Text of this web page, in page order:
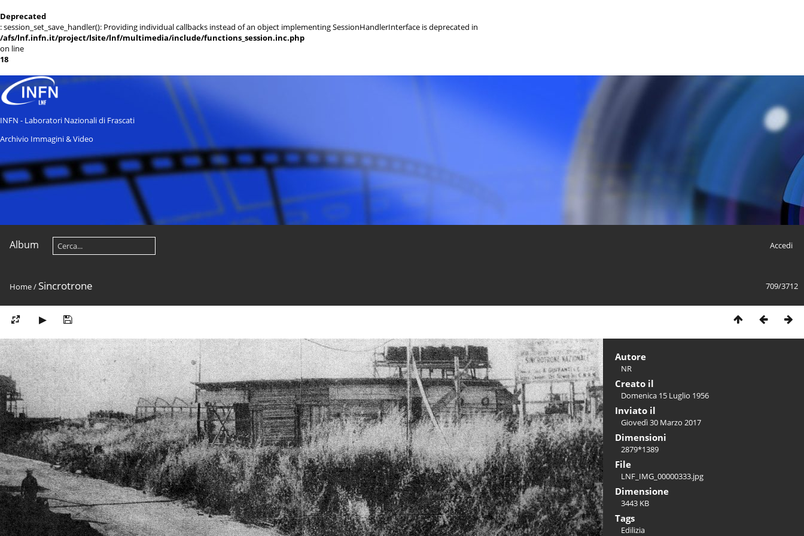
Deprecated
: session_set_save_handler(): Providing individual callbacks instead of an object implementing SessionHandlerInterface is deprecated in
/afs/lnf.infn.it/project/lsite/lnf/multimedia/include/functions_session.inc.php
on line
18
INFN - Laboratori Nazionali di Frascati
Archivio Immagini & Video
Album Accedi
709/3712
Home/ Sincrotrone
Autore
NR
Creato il
Domenica 15 Luglio 1956
Inviato il
Giovedì 30 Marzo 2017
Dimensioni
2879*1389
File
LNF_IMG_00000333.jpg
Dimensione
3443 KB
Tags
Edilizia